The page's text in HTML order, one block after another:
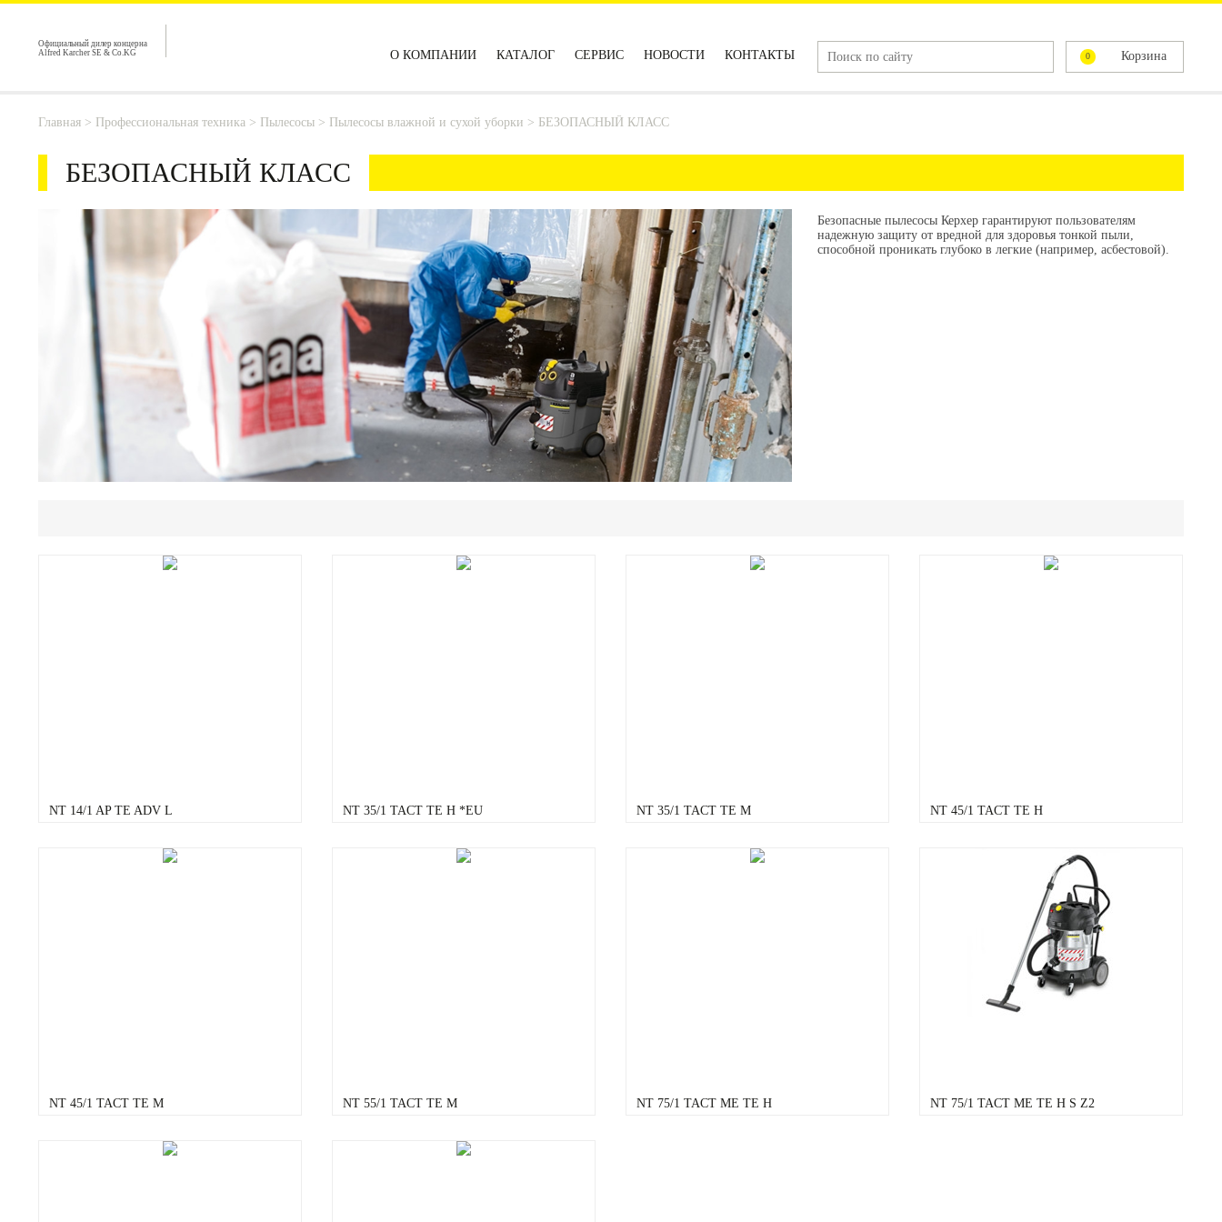
Официальный дилер концерна
Alfred Karcher SE & Co.KG
О КОМПАНИИ КАТАЛОГ СЕРВИС НОВОСТИ КОНТАКТЫ 0 Корзина
Главная > Профессиональная техника > Пылесосы > Пылесосы влажной и сухой уборки > БЕЗОПАСНЫЙ КЛАСС
БЕЗОПАСНЫЙ КЛАСС
Безопасные пылесосы Керхер гарантируют пользователям
надежную защиту от вредной для здоровья тонкой пыли,
способной проникать глубоко в легкие (например, асбестовой).
NT 14/1 AP TE ADV L NT 35/1 TACT TE H *EU NT 35/1 TACT TE M NT 45/1 TACT TE H
NT 45/1 TACT TE M NT 55/1 TACT TE M NT 75/1 TACT ME TE H NT 75/1 TACT ME TE H S Z2